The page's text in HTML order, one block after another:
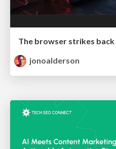
The browser strikes back
jonoalderson